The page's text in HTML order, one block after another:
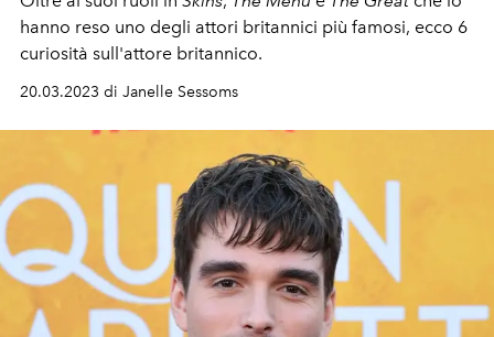
hanno reso uno degli attori britannici più famosi, ecco 6
curiosità sull'attore britannico.
20.03.2023 di Janelle Sessoms